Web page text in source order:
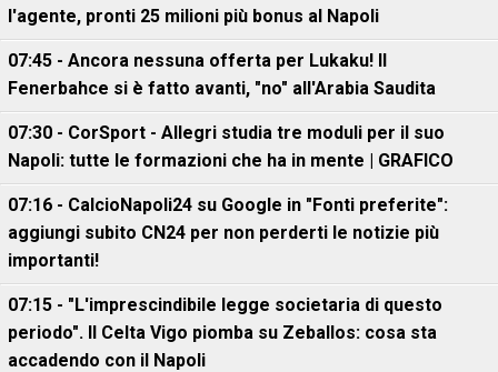
l'agente, pronti 25 milioni più bonus al Napoli
07:45 - Ancora nessuna offerta per Lukaku! Il
Fenerbahce si è fatto avanti, "no" all'Arabia Saudita
07:30 - CorSport - Allegri studia tre moduli per il suo
Napoli: tutte le formazioni che ha in mente | GRAFICO
07:16 - CalcioNapoli24 su Google in "Fonti preferite":
aggiungi subito CN24 per non perderti le notizie più
importanti!
07:15 - "L'imprescindibile legge societaria di questo
periodo". Il Celta Vigo piomba su Zeballos: cosa sta
accadendo con il Napoli